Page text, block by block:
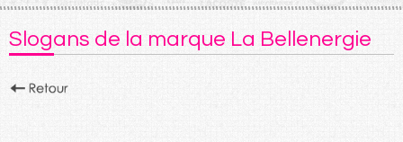
au
contenu
Slogans de la marque La Bellenergie